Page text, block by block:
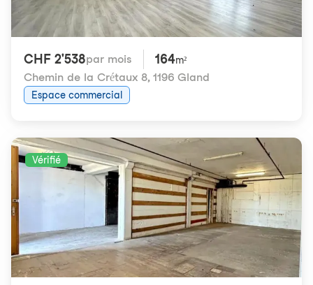
CHF 2'538par mois 164m²
Chemin de la Crétaux 8, 1196 Gland
Espace commercial
Vérifié